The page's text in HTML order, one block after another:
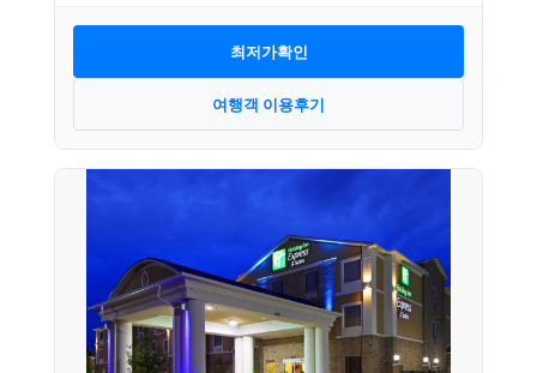
최저가확인
여행객 이용후기